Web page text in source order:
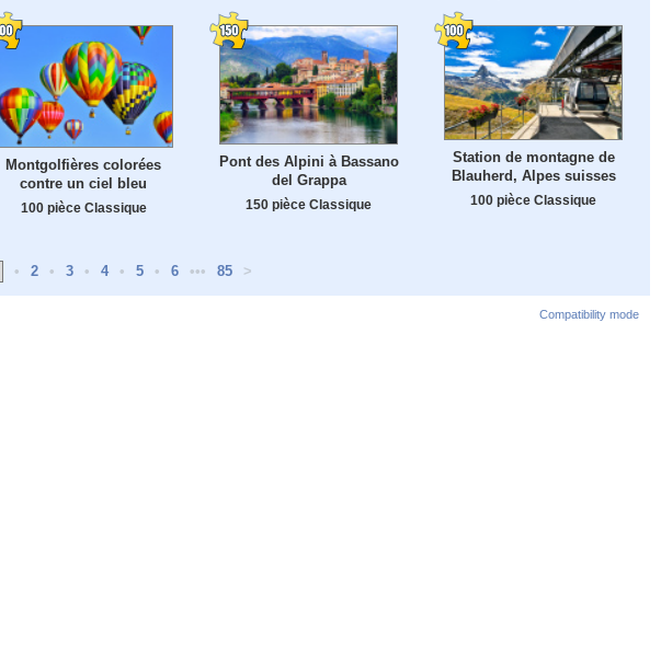
Montgolfières colorées
contre un ciel bleu
100 pièce Classique
Pont des Alpini à Bassano
del Grappa
150 pièce Classique
Station de montagne de
Blauherd, Alpes suisses
100 pièce Classique
• 2 • 3 • 4 • 5 • 6 ••• 85 >
Compatibility mode